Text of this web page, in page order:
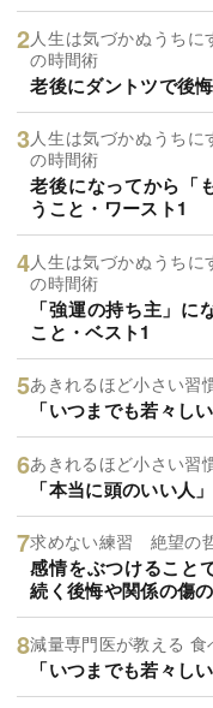
人生は気づかぬうち
の時間術
老後にダントツで後
人生は気づかぬうち
の時間術
老後になってから「
うこと・ワースト1
人生は気づかぬうち
の時間術
「強運の持ち主」
こと・ベスト1
あきれるほど小さい習
「いつまでも若々し
あきれるほど小さい習
「本当に頭のいい人
求めない練習 絶望の
感情をぶつけること
続く後悔や関係の傷
減量専門医が教える 食
「いつまでも若々し